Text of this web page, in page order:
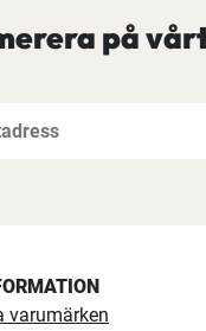
på
varumärken